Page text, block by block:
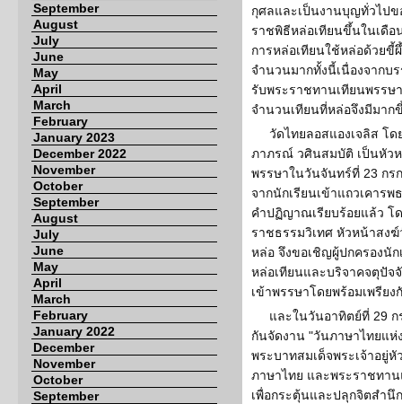
September
August
July
June
May
April
March
February
January 2023
December 2022
November
October
September
August
July
June
May
April
March
February
January 2022
December
November
October
September
กุศลและเป็นงานบุญทั่วไป
ราชพิธีหล่อเทียนขึ้นในเดื
การหล่อเทียนใช้หล่อด้วยขี้
จำนวนมากทั้งนี้เนื่องจากบ
รับพระราชทานเทียนพรรษ
จำนวนเทียนที่หล่อจึงมีมาก
วัดไทยลอสแองเจลิส โ
ภาภรณ์ วศินสมบัติ เป็นหัว
พรรษาในวันจันทร์ที่ 23 กร
จากนักเรียนเข้าแถวเคาร
คำปฏิญาณเรียบร้อยแล้ว โ
ราชธรรมวิเทศ หัวหน้าสง
หล่อ จึงขอเชิญผู้ปกครองนั
หล่อเทียนและบริจาคจตุปัจ
เข้าพรรษาโดยพร้อมเพรียง
และในวันอาทิตย์ที่ 29
กันจัดงาน "วันภาษาไทยแห่
พระบาทสมเด็จพระเจ้าอยู่
ภาษาไทย และพระราชทา
เพื่อกระตุ้นและปลุกจิตสำนึ